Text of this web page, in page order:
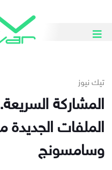
تيك نيوز
المشاركة
الملفات
وسامسونج